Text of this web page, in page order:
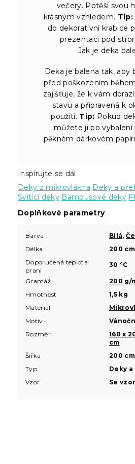
večery. Potěší svou
krásným vzhledem. Tip:
do dekorativní krabice
prezentaci pod
Jak je deka
Deka je balena tak, aby
před poškozením
zajišťuje, že k vám
stavu a připravená k
použití. Tip: Pokud
můžete ji po
pěkném dárkovém
Inspirujte se dál
Deky z mikrovlákna Deky a
Svítící deky Bambusové deky
Doplňkové parametry
Barva Bílá,
Délka
200
Doporučená teplota
praní
30 °C
Gramáž
200 g/
Hmotnost
1,5 kg
Materiál
Motiv
Rozměr
160 x
cm
Šířka
200
Typ
Deky
Vzor
Se